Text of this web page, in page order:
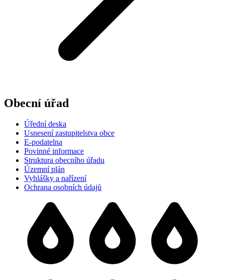
Obecní úřad
Úřední deska
Usnesení zastupitelstva obce
E-podatelna
Povinné informace
Struktura obecního úřadu
Územní plán
Vyhlášky a nařízení
Ochrana osobních údajů